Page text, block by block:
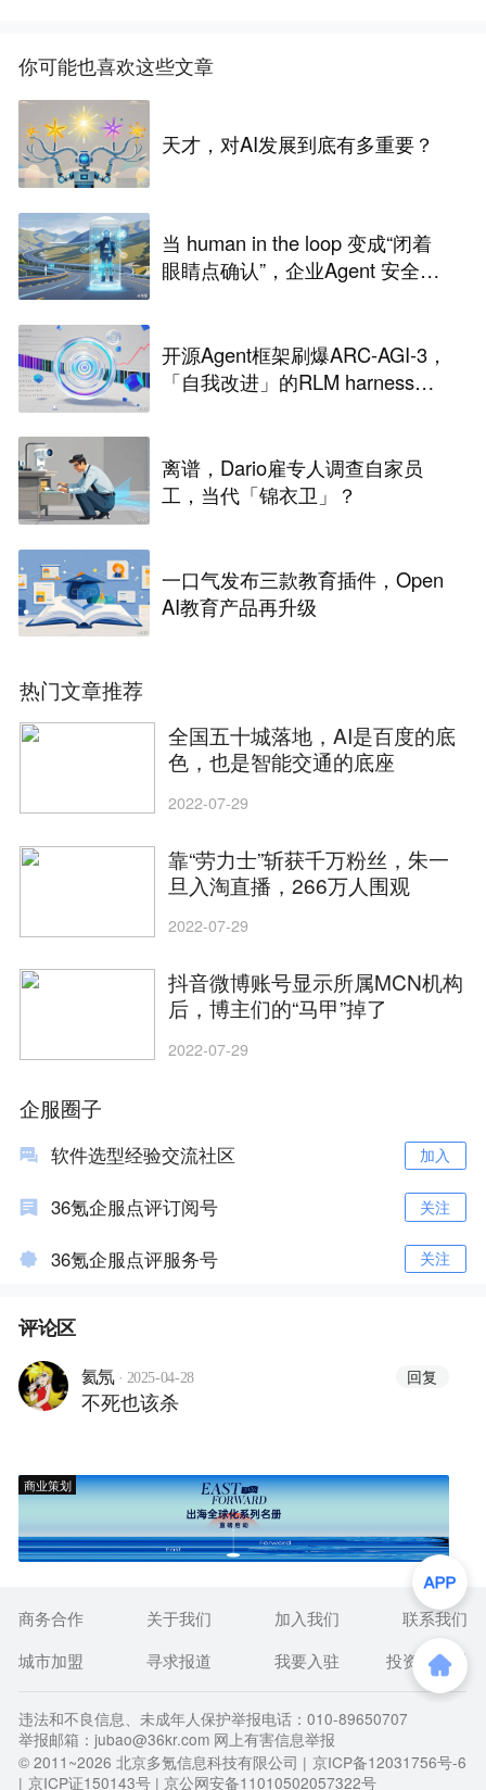
你可能也喜欢这些文章
天才，对AI发展到底有多重要？
当 human in the loop 变成“闭着
眼睛点确认”，企业Agent 安全还
开源Agent框架刷爆ARC-AGI-3，
「自我改进」的RLM harness引
离谱，Dario雇专人调查自家员
工，当代「锦衣卫」？
一口气发布三款教育插件，Open
AI教育产品再升级
热门文章推荐
全国五十城落地，AI是百度的底
色，也是智能交通的底座
2022-07-29
靠“劳力士”斩获千万粉丝，朱一
旦入淘直播，266万人围观
2022-07-29
抖音微博账号显示所属MCN机构
后，博主们的“马甲”掉了
2022-07-29
企服圈子
软件选型经验交流社区 加入
36氪企服点评订阅号 关注
36氪企服点评服务号 关注
评论区
氦氖 · 2025-04-28 回复
不死也该杀
商业策划
商务合作 关于我们 加入我们
联系我们
城市加盟
寻求报道 我要入驻 投资者关系
违法和不良信息、未成年人保护举报电话：010-89650707
举报邮箱：jubao@36kr.com 网上有害信息举报
© 2011~2026 北京多氪信息科技有限公司 | 京ICP备12031756号-6
| 京ICP证150143号 | 京公网安备11010502057322号